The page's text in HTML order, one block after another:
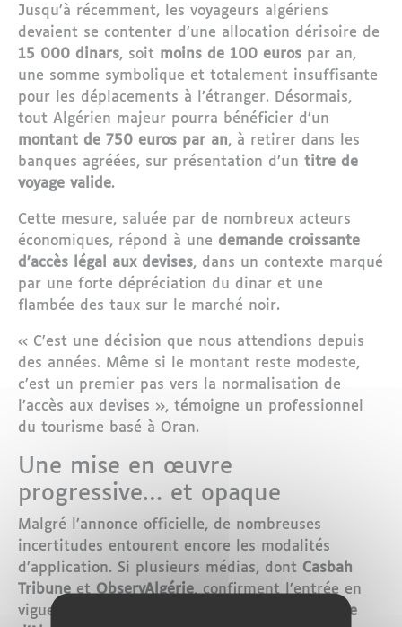
Jusqu’à récemment, les voyageurs algériens
devaient se contenter d’une allocation dérisoire de
15 000 dinars, soit moins de 100 euros par an,
une somme symbolique et totalement insuffisante
pour les déplacements à l’étranger. Désormais,
tout Algérien majeur pourra bénéficier d’un
montant de 750 euros par an, à retirer dans les
banques agréées, sur présentation d’un titre de
voyage valide.
Cette mesure, saluée par de nombreux acteurs
économiques, répond à une demande croissante
d’accès légal aux devises, dans un contexte marqué
par une forte dépréciation du dinar et une
flambée des taux sur le marché noir.
« C’est une décision que nous attendions depuis
des années. Même si le montant reste modeste,
c’est un premier pas vers la normalisation de
l’accès aux devises », témoigne un professionnel
du tourisme basé à Oran.
Une mise en œuvre
progressive… et opaque
Malgré l’annonce officielle, de nombreuses
incertitudes entourent encore les modalités
d’application. Si plusieurs médias, dont Casbah
TribuneetObservAlgérie, confirment l’entrée en
vigueur de la mesure en
la Banque